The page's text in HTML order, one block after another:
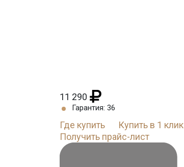
11 290
Гарантия: 36
Где купить
Купить в 1 клик
Получить прайс-лист